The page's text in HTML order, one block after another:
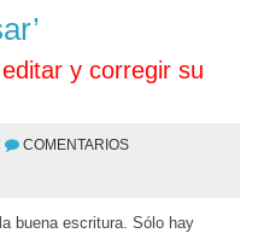
y corregir su
COMENTARIOS
buena escritura. Sólo hay